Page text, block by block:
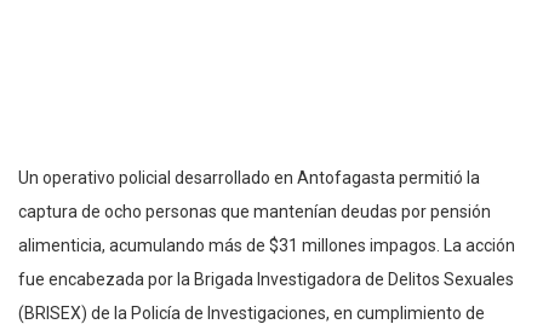
Un operativo policial desarrollado en Antofagasta permitió la
captura de ocho personas que mantenían deudas por pensión
alimenticia, acumulando más de $31 millones impagos. La acción
fue encabezada por la Brigada Investigadora de Delitos Sexuales
(BRISEX) de la Policía de Investigaciones, en cumplimiento de